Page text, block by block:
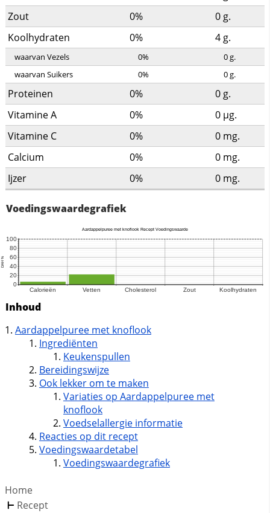
Zout
0% 0 g.
Koolhydraten
0% 4 g.
waarvan Vezels 0% 0g.
waarvan Suikers
0% 0g.
Proteinen 0% 0 g.
Vitamine A
0% 0 µg.
Vitamine C
0% 0 mg.
Calcium
0% 0 mg.
Ijzer
0% 0 mg.
Voedingswaardegrafiek
Inhoud
Aardappelpuree met knoflook
Ingrediënten
Keukenspullen
Bereidingswijze
Ook lekker om te maken
Variaties op Aardappelpuree met
knoflook
Voedselallergie informatie
Reacties op dit recept
Voedingswaardetabel
Voedingswaardegrafiek
Home
Recept